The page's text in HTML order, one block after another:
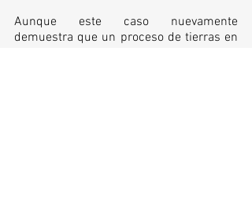
Aunque este caso nuevamente
demuestra que un proceso de tierras en